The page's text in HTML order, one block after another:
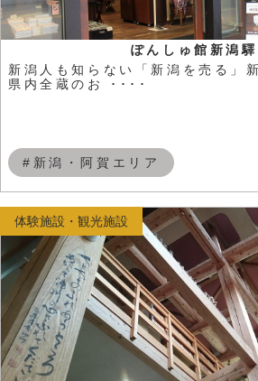
ぽんしゅ館新潟驛
新潟人も知らない「新潟を売る」
県内全蔵のお ････
#新潟・阿賀エリア
体験施設・観光施設